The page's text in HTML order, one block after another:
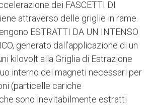
dei FASCETTI DI
attraverso delle griglie in rame.
ESTRATTI DA UN INTENSO
generato dall’applicazione di un
kilovolt alla Griglia di Estrazione
interno dei magneti necessari per
(particelle cariche
sono inevitabilmente estratti